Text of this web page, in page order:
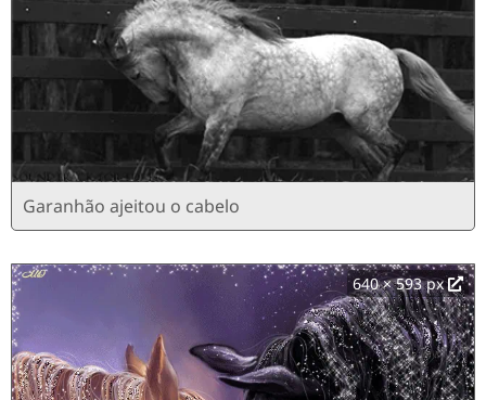
Garanhão ajeitou o cabelo
640 × 593 px